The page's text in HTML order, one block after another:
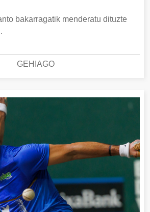
bakarragatik menderatu dituzte
GEHIAGO